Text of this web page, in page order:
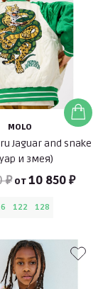
MOLO
Jaguar and snake
и змея)
₽ от10 850 ₽
122 128